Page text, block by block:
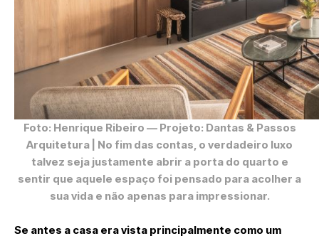
Foto: Henrique Ribeiro — Projeto: Dantas & Passos
Arquitetura | No fim das contas, o verdadeiro luxo
talvez seja justamente abrir a porta do quarto e
sentir que aquele espaço foi pensado para acolher a
sua vida e não apenas para impressionar.
Se antes a casa era vista principalmente como um